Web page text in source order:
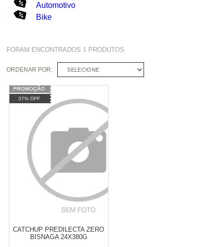
Automotivo
Bike
FORAM ENCONTRADOS 1 PRODUTOS
ORDENAR POR: SELECIONE
37% OFF
CATCHUP PREDILECTA ZERO
BISNAGA 24X380G